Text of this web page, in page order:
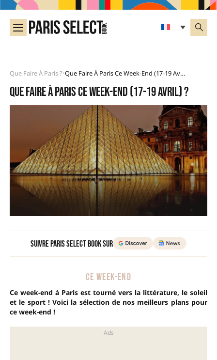
Que Faire À Paris ?• Que Faire À Paris Ce Week-End (17-19 Avril) ?
Que faire à Paris ce week-end (17-19 avril) ?
Suivre Paris Select Book sur
CE WEEK-END
Ce week-end à Paris est tourné vers la littérature, le soleil
et le sport ! Voici la sélection de nos meilleurs plans pour
ce week-end !